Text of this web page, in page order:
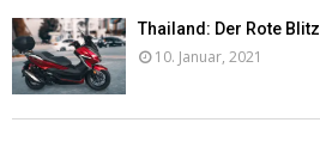
Thailand: Der Rote Blitz
10. Januar, 2021